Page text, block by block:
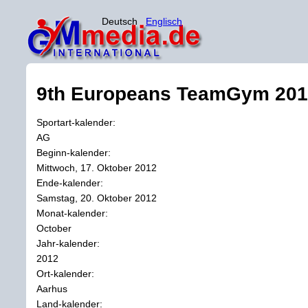
Deutsch Englisch
9th Europeans TeamGym
Sportart-kalender:
AG
Beginn-kalender:
Mittwoch, 17. Oktober 2012
Ende-kalender:
Samstag, 20. Oktober 2012
Monat-kalender:
October
Jahr-kalender:
2012
Ort-kalender:
Aarhus
Land-kalender: